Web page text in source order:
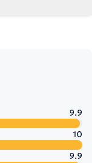
9.9
10
9.9